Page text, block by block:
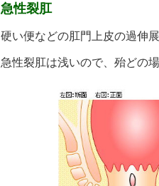
急性裂肛
硬い便などの肛門上皮の過伸
急性裂肛は浅いので、殆どの